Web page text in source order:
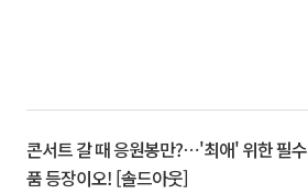
콘서트 갈 때 응원봉만?⋯'최애' 위한 필수
품 등장이오! [솔드아웃]